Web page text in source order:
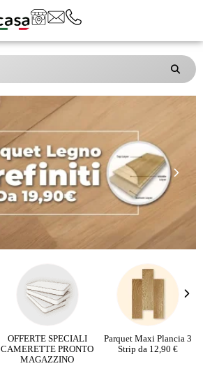
OFFERTE SPECIALI
CAMERETTE PRONTO
MAGAZZINO
Parquet Maxi Plancia 3
Strip da 12,90 €